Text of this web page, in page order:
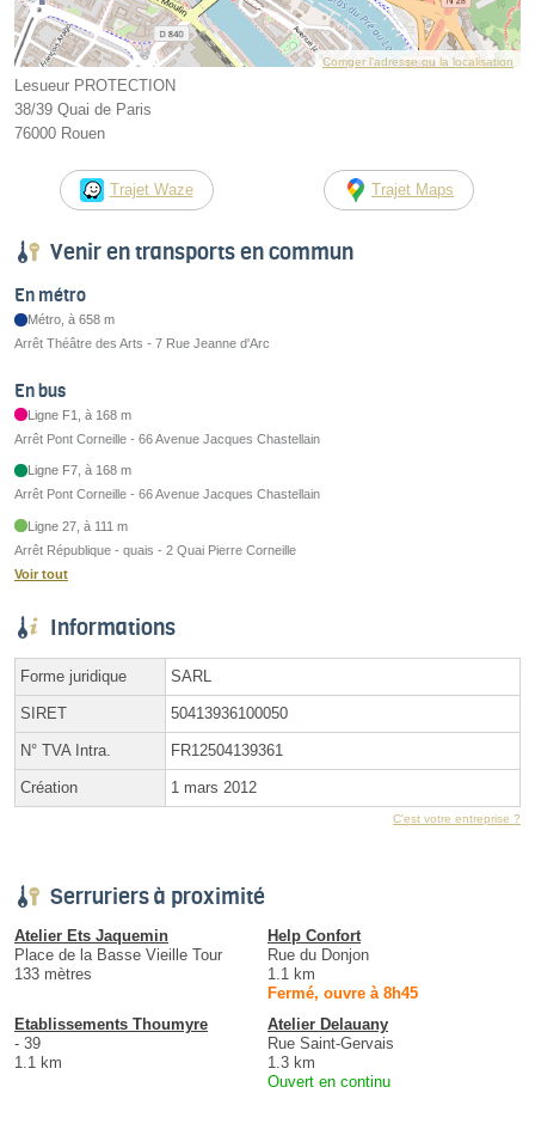
Corriger l’adresse ou la localisation
Lesueur PROTECTION
38/39 Quai de Paris
76000 Rouen
Trajet Waze Trajet Maps
Venir en transports en commun
En métro
Métro, à 658 m
Arrêt Théâtre des Arts - 7 Rue Jeanne d'Arc
En bus
Ligne F1, à 168 m
Arrêt Pont Corneille - 66 Avenue Jacques Chastellain
Ligne F7, à 168 m
Arrêt Pont Corneille - 66 Avenue Jacques Chastellain
Ligne 27, à 111 m
Arrêt République - quais - 2 Quai Pierre Corneille
Voir tout
Informations
Forme juridique SARL
SIRET 50413936100050
N° TVA Intra. FR12504139361
Création 1 mars 2012
C'est votre entreprise ?
Serruriers à proximité
Atelier Ets Jaquemin
Place de la Basse Vieille Tour
133 mètres
Help Confort
Rue du Donjon
1.1 km
Fermé, ouvre à 8h45
Etablissements Thoumyre
- 39
1.1 km
Atelier Delauany
Rue Saint-Gervais
1.3 km
Ouvert en continu